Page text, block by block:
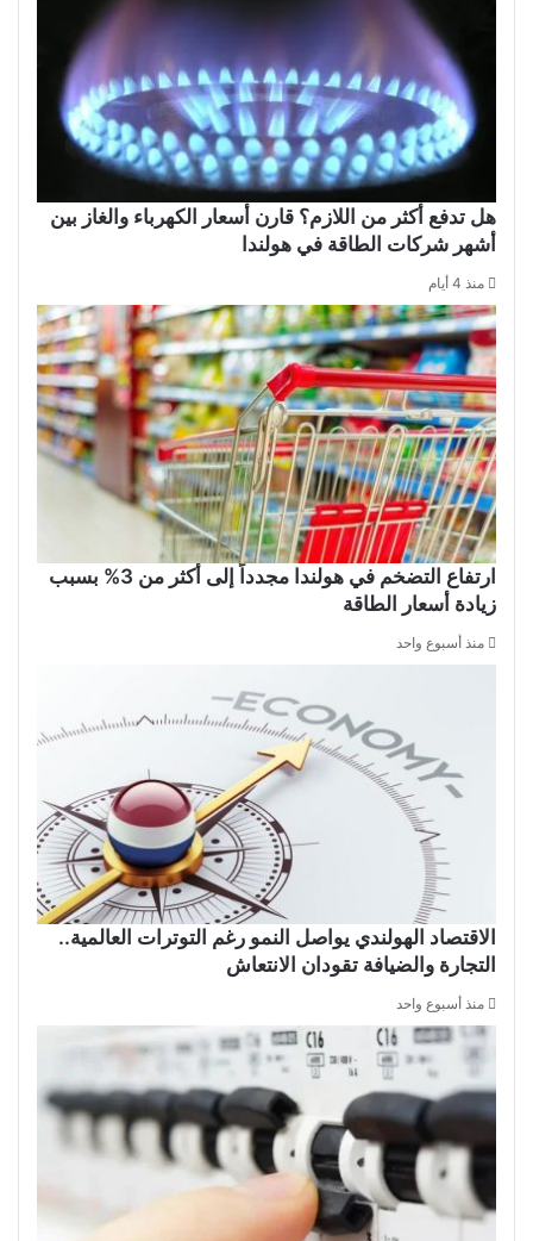
هل تدفع أكثر من اللازم؟ قارن أسعار الكهرباء والغاز بين
أشهر شركات الطاقة في هولندا
منذ 4 أيام
ارتفاع التضخم في هولندا مجدداً إلى أكثر من 3% بسبب
زيادة أسعار الطاقة
منذ أسبوع واحد
الاقتصاد الهولندي يواصل النمو رغم التوترات العالمية..
التجارة والضيافة تقودان الانتعاش
منذ أسبوع واحد